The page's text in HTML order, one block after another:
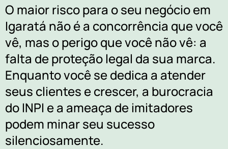
O maior risco para o seu negócio em
Igaratá não é a concorrência que você
vê, mas o perigo que você não vê: a
falta de proteção legal da sua marca.
Enquanto você se dedica a atender
seus clientes e crescer, a burocracia
do INPI e a ameaça de imitadores
podem minar seu sucesso
silenciosamente.